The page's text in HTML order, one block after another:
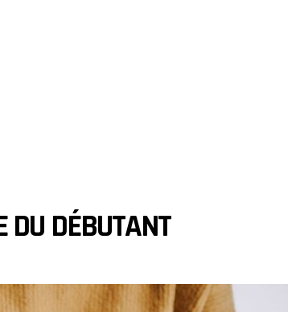
DU DÉBUTANT